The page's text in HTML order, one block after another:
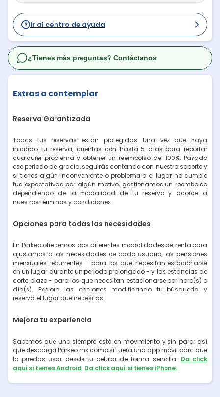
Ir al centro de ayuda
Extras a contemplar
Reserva Garantizada
Todas tus reservas están protegidas. Una vez que haya
iniciado tu reserva, cuentas con hasta 5 días para reportar
cualquier problema y obtener un reembolso del 100%. Pasado
ese periodo de gracia, seguirás contando con nuestro soporte y
si tienes algún inconveniente o problema o el lugar no cumple
tus expectativas por algún motivo, gestionamos un reembolso
dependiendo de la modalidad de tu reserva y acorde a
nuestros términos y condiciones
Opciones para todas las necesidades
En Parkeo ofrecemos dos diferentes modalidades de renta para
ajustarnos a las necesidades de cada usuario; las pensiones
mensuales recurrentes - para los que necesitan estacionarse
en un lugar durante un periodo prolongado - y las estancias de
corto plazo - para los que necesitan estacionarse por hora(s) o
día(s). Explora las opciones modificando tu búsqueda y
reserva el lugar que necesitas.
Mejora tu experiencia
Sabemos que uno siempre está en movimiento y sin parar así
que descarga Parkeo.mx como si fuera una app móvil para que
la puedas usar desde tu celular de forma sencilla. Da click
aquí si tienes Android. Da click aquí si tienes iPhone.
¿Tienes más preguntas? Contáctanos